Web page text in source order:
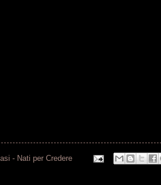
- Nati per Credere